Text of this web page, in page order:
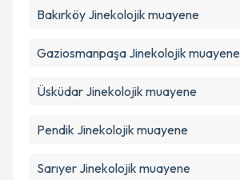
Bakırköy Jinekolojik muayene
Gaziosmanpaşa Jinekolojik muayene
Üsküdar Jinekolojik muayene
Pendik Jinekolojik muayene
Sarıyer Jinekolojik muayene